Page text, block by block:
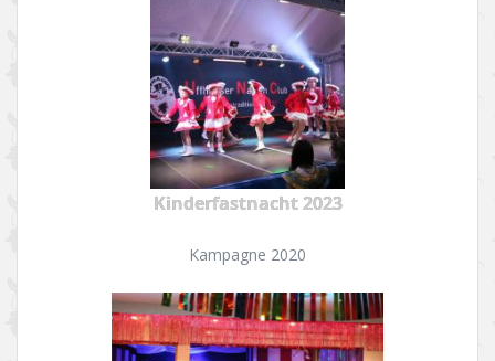
Kinderfastnacht 2023
Kampagne 2020